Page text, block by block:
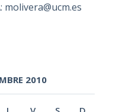
molivera@ucm.es
2010